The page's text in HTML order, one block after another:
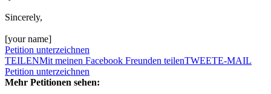
Sincerely,
[your name]
Petition unterzeichnen
TEILENMit meinen Facebook Freunden teilenTWEETE-MAIL
Petition unterzeichnen
Mehr Petitionen sehen: